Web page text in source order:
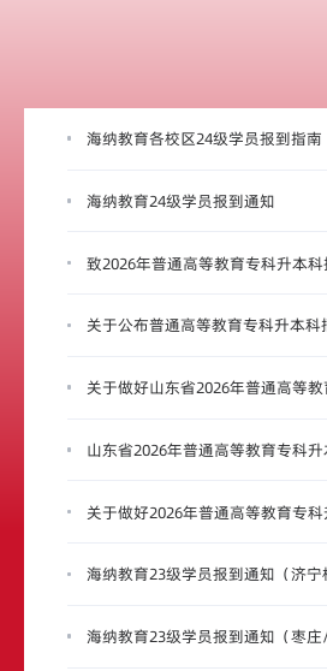
海纳教育各校区24级学员报到指南
海纳教育24级学员报到通知
致2026年普通高等教育专科升本
关于公布普通高等教育专科升本科
关于做好山东省2026年普通高等
山东省2026年普通高等教育专科
关于做好2026年普通高等教育专
海纳教育23级学员报到通知（济宁
海纳教育23级学员报到通知（枣庄